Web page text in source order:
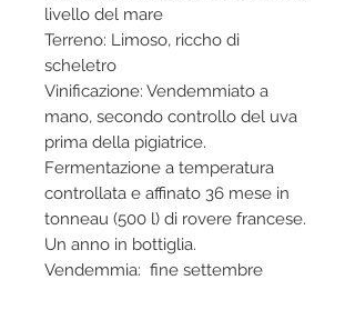
livello del mare
Terreno: Limoso, riccho di
scheletro
Vinificazione: Vendemmiato a
mano, secondo controllo del uva
prima della pigiatrice.
Fermentazione a temperatura
controllata e affinato 36 mese in
tonneau (500 l) di rovere francese.
Un anno in bottiglia.
Vendemmia: fine settembre